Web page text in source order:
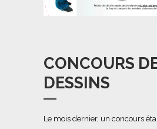
CONCOURS
DESSINS
Le mois dernier, un concours